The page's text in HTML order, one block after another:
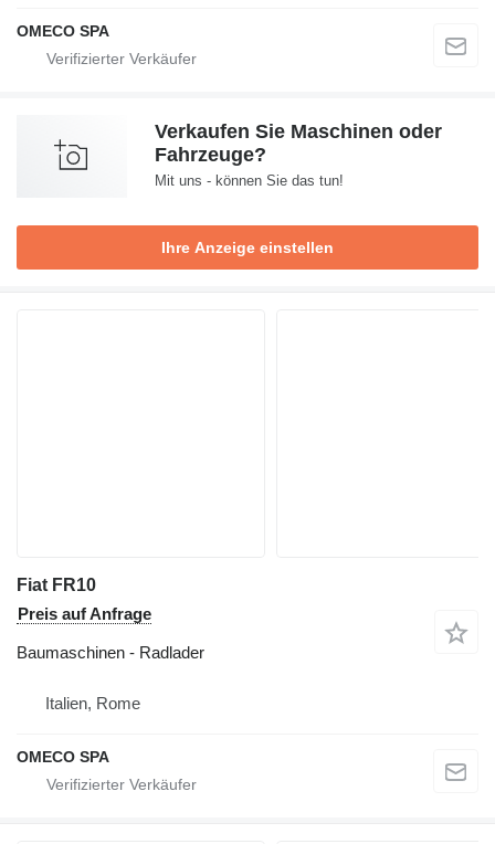
OMECO SPA
Verkaufen Sie Maschinen oder
Fahrzeuge?
Mit uns - können Sie das tun!
Ihre Anzeige einstellen
Fiat FR10
Preis auf Anfrage
Baumaschinen - Radlader
Italien, Rome
OMECO SPA